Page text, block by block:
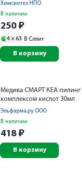
Химсинтез НПО
В наличии
250 ₽
4 × 63 В Сплит
В корзину
Медива СМАРТ КЕА пилинг
комплексом кислот 30мл
Эльфарма.ру ООО
В наличии
418 ₽
В корзину